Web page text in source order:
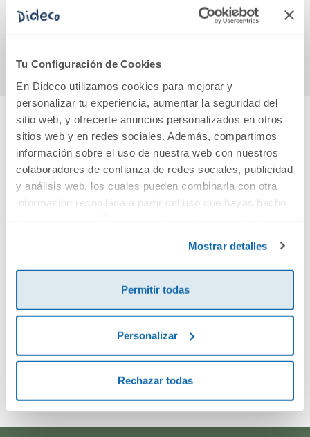
Tu Configuración de Cookies
En Dideco utilizamos cookies para mejorar y
personalizar tu experiencia, aumentar la seguridad del
sitio web, y ofrecerte anuncios personalizados en otros
sitios web y en redes sociales. Además, compartimos
información sobre el uso de nuestra web con nuestros
colaboradores de confianza de redes sociales, publicidad
y análisis web, los cuales pueden combinarla con otra
información recopilada a partir del uso que hayas hecho
Mostrar detalles
Permitir todas
Personalizar
Rechazar todas
21,90€
10,95€
Cuéntanos tu opinión
¡Sé el primero en valorar este producto!
Envía tu opinión